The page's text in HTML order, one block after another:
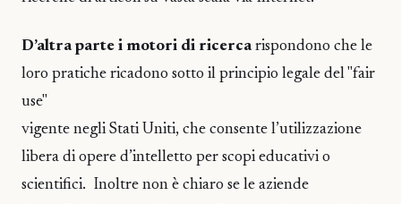
D’altra parte i motori di ricercarispondono che le
loro pratiche ricadono sotto il principio legale del "fair
use"
vigente negli Stati Uniti, che consente l’utilizzazione
libera di opere d’intelletto per scopi educativi o
scientifici. Inoltre non è chiaro se le aziende